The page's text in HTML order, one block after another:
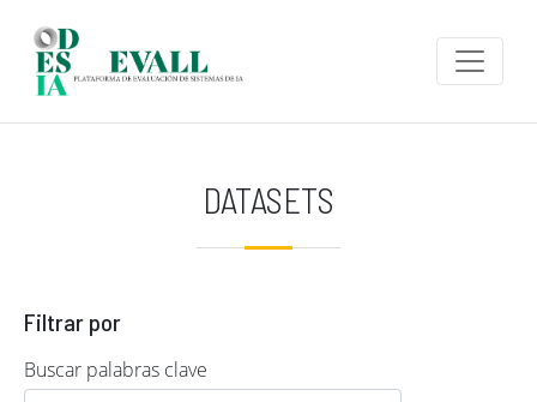
DATASETS
Filtrar por
Buscar palabras clave